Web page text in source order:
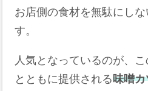
お店側の食材を無駄にし
す。
人気となっているのが、
とともに提供される味噌